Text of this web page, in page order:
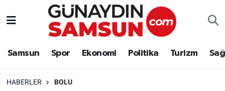
Samsun Spor Ekonomi Politika Turizm
HABERLER BOLU
Samsun
Nöbetçi Eczaneler